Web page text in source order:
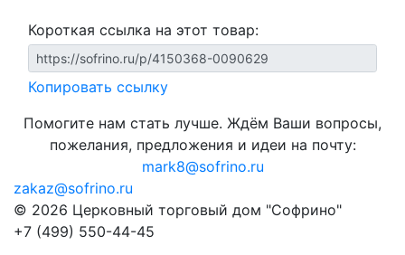
Короткая ссылка на этот товар:
Копировать ссылку
Помогите нам стать лучше. Ждём Ваши вопросы,
пожелания, предложения и идеи на почту:
mark8@sofrino.ru
zakaz@sofrino.ru
© 2026 Церковный торговый дом "Софрино"
+7 (499) 550-44-45